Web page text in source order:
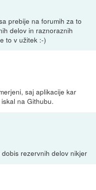
prebije na forumih za to
delov in raznoraznih
to v užitek :-)
saj aplikacije kar
na Githubu.
rezervnih delov nikjer